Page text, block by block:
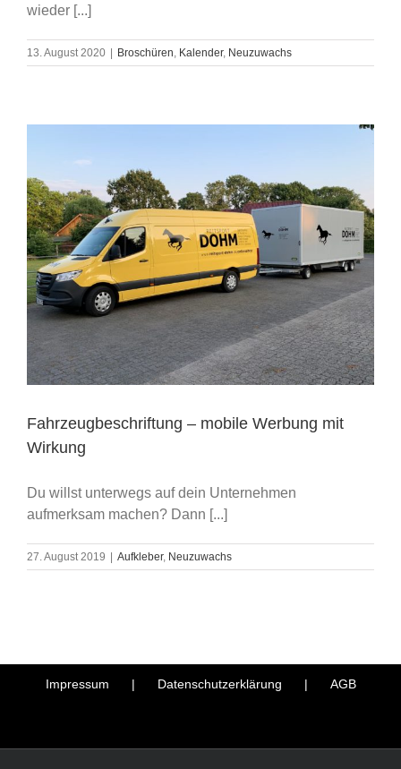
wieder [...]
13. August 2020 Broschüren, Kalender, Neuzuwachs
Fahrzeugbeschriftung – mobile Werbung mit
Wirkung
Du willst unterwegs auf dein Unternehmen
aufmerksam machen? Dann [...]
27. August 2019 Aufkleber, Neuzuwachs
Impressum Datenschutzerklärung AGB